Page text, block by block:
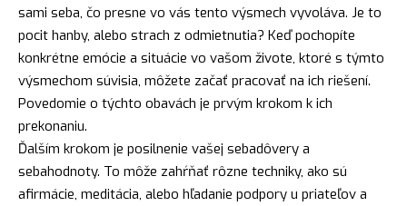
sami seba, čo presne vo vás tento výsmech vyvoláva. Je to
pocit hanby, alebo strach z odmietnutia? Keď pochopíte
konkrétne emócie a situácie vo vašom živote, ktoré s týmto
výsmechom súvisia, môžete začať pracovať na ich riešení.
Povedomie o týchto obavách je prvým krokom k ich
prekonaniu.
Ďalším krokom je posilnenie vašej sebadôvery a
sebahodnoty. To môže zahŕňať rôzne techniky, ako sú
afirmácie, meditácia, alebo hľadanie podpory u priateľov a